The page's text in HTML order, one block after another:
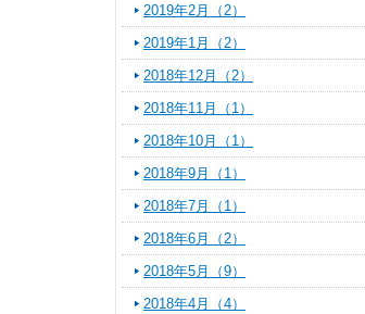
2019年2月（2）
2019年1月（2）
2018年12月（2）
2018年11月（1）
2018年10月（1）
2018年9月（1）
2018年7月（1）
2018年6月（2）
2018年5月（9）
2018年4月（4）